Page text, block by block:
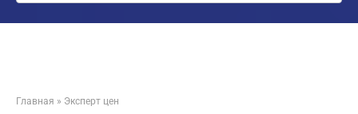
Главная » Эксперт цен